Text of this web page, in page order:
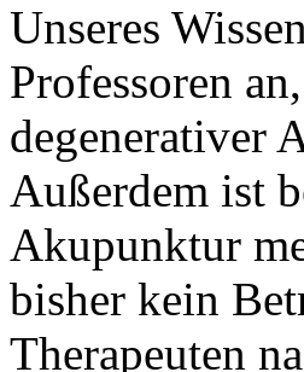
Unseres
Professoren
degenerativer
Außerdem ist
Akupunktur
bisher kein
Therapeuten